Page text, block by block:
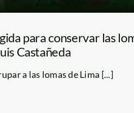
para conservar las
Castañeda
a las lomas de Lima [...]